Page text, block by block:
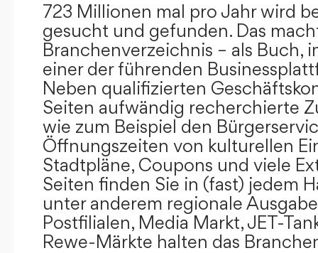
723 Millionen mal pro Jahr wird
gesucht und gefunden. Das
Branchenverzeichnis – als Buch,
einer der führenden
Neben qualifizierten
Seiten aufwändig recherchierte
wie zum Beispiel den
Öffnungszeiten von kulturellen
Stadtpläne, Coupons und viele
Seiten finden Sie in (fast) jedem
unter anderem regionale
Postfilialen, Media Markt, JET-
Rewe-Märkte halten das